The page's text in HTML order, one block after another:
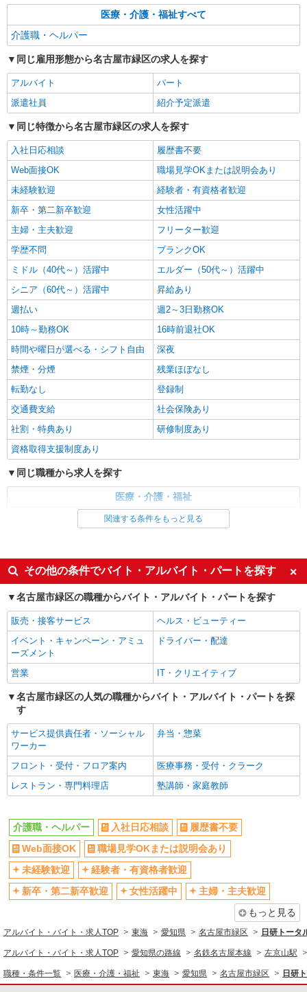
力・資格等による 初任者研修 月給 24万1,280円
実務者研修 月給 24万4,980円 介護福祉士 月給 25
遇改善加算含む ※夜勤手当6,000円/4回を含む 〇
資格手当 〇職種手当 〇業務手当 〇時間外勤務手
当 〇夜勤手当 〇深夜勤務手当 〇休日勤務手当〇
年末年始勤務手当
エイジフリーハウス名古屋篠の風 愛知県名古
キープ 詳細を見る
パート
エイジフリーハウス名古屋篠の風
サービス付き高齢者向け住宅／介護職／遅出の
み
時給1,193円〜1,257円 ※経験・能力・資格等
による 社会福祉士・介護福祉士 時給1,257円 その
他資格 時給1,193円 ※一律処遇改善加算含む 〇時
間外勤務手当 〇土日祝勤務手当 〇夜勤手当 〇深
夜勤務手当 〇年末年始勤務手当 〇早朝7:00〜
8:00/夜間18:00〜20:00は時給25％UP
エイジフリーハウス名古屋篠の風 愛知県名古
屋市緑区相川3丁目243番
キープ 詳細を見る
パート
エイジフリーハウス名古屋篠の風
介護職／サービス付き高齢者向け住宅／夜勤専
従／パート
時給1,193円〜1,257円 ※経験・能力・資格等
による 社会福祉士・介護福祉士 時給1,257円 その
他資格 時給1,193円 ※一律処遇改善加算含む 〇時
間外勤務手当 〇土日祝勤務手当 〇夜勤手当 〇年
エイジフリーハウス名古屋篠の風 愛知県名古
屋市緑区相川3丁目243番
パート
エイジフリーハウス名古屋篠の風
サ高住小規模多機能／介護職／16-20時
時給1,193円〜1,257円 ※経験・能力・資格等
他資格 時給1,193円
エイジフリーハウス名古屋篠の風 愛知県名古
屋市緑区相川3丁目243番
パート
訪問入浴／介護職／運転なし／パート／勤務日
時給1,346円〜1,447円 ※経験・能力・資格等
による 初任者研修 時給1,346円 実務者研修 時給
件目以降〜1,000円/件 手当あり ※一律処遇改善加
算含む 〇時間外勤務手当 〇土日祝勤務手当 〇無
事故無違反表彰金 〇年末年始勤務手当
パナソニック エイジフリーケアセンターみど
り 愛知県名古屋市緑区相川3-38
パート
エイジフリーハウス名古屋篠の風
サービス付き高齢者向け住宅／介護職／7-10
時
時給1,193円〜1,257円 ※経験・能力・資格等
他資格 時給1,193円 ※一律処遇改善加算含む 〇時
間外勤務手当 〇土日祝勤務手当 〇夜勤手当 〇深
夜勤務手当 〇年末年始勤務手当 〇早朝7:00〜
8:00/夜間18:00〜20:00は時給25％UP
エイジフリーハウス名古屋篠の風 愛知県名古
屋市緑区相川3丁目243番
キープ
パート
サービス付き高齢者向け住宅／介護職／日勤の
による 社会福祉士・介護福祉士 時給1,257円 その
他資格 時給1,193円 ※一律処遇改善加算含む 〇時
医療・介護・福祉すべて
介護職・ヘルパー
同じ雇用形態から名古屋市緑区の求人を探す
アルバイト
パート
派遣社員
紹介予定派遣
同じ特徴から名古屋市緑区の求人を探す
入社日応相談
履歴書不要
Web面接OK
職場見学OKまたは説明会あり
未経験歓迎
経験者・有資格者歓迎
新卒・第二新卒歓迎
女性活躍中
主婦・主夫歓迎
フリーター歓迎
学歴不問
ブランクOK
ミドル（40代～）活躍中
エルダー（50代～）活躍中
シニア（60代～）活躍中
昇給あり
週払い
週2～3日勤務OK
10時～勤務OK
16時前退社OK
時間や曜日が選べる・シフト自由
深夜
禁煙・分煙
残業ほぼなし
転勤なし
登録制
交通費支給
社会保険あり
社割・特典あり
研修制度あり
資格取得支援制度あり
同じ職種から求人を探す
医療・介護・福祉
未経験歓迎
ミドル（40代～）活躍中
週2～3日勤務OK
深夜
交通費支給
社会保険あり
関連する条件をもっと見る
その他の条件でバイト・アルバイト・パートを探す
名古屋市緑区の職種からバイト・アルバイト・パートを探す
販売・接客サービス
ヘルス・ビューティー
イベント・キャンペーン・アミュ
ーズメント
ドライバー・配達
営業 IT・クリエイティブ
名古屋市緑区の人気の職種からバイト・アルバイト・パートを探
す
サービス提供責任者・ソーシャル
ワーカー
弁当・惣菜
フロント・受付・フロア案内
医療事務・受付・クラーク
レストラン・専門料理店
塾講師・家庭教師
介護職・ヘルパー 入社日応相談
履歴書不要
Web面接OK
職場見学OKまたは説明会あり
未経験歓迎
経験者・有資格者歓迎
新卒・第二新卒歓迎
女性活躍中
主婦・主夫歓迎
もっと見る
アルバイト・バイト・求人TOP 東海 愛知県 名古屋市緑区 日研トータ
アルバイト・バイト・求人TOP 愛知県の路線 名鉄名古屋本線 左京山駅
職種・条件一覧 医療・介護・福祉 東海 愛知県 名古屋市緑区 日研